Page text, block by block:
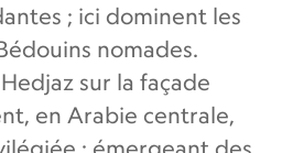
; ici dominent les
nomades.
sur la façade
en Arabie centrale,